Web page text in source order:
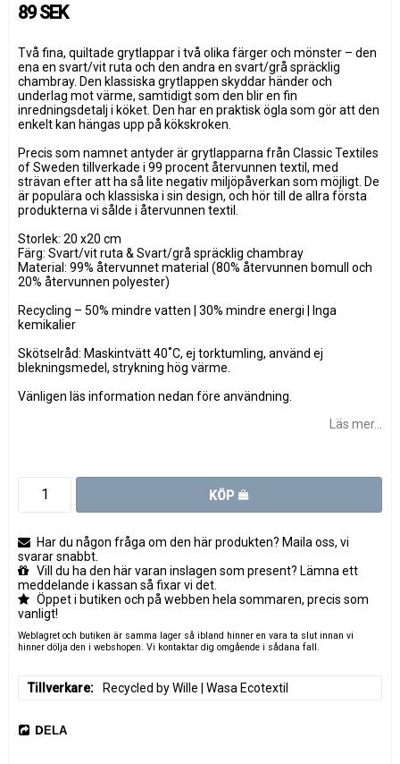
89 SEK
Två fina, quiltade grytlappar i två olika färger och mönster – den
ena en svart/vit ruta och den andra en svart/grå spräcklig
chambray. Den klassiska grytlappen skyddar händer och
underlag mot värme, samtidigt som den blir en fin
inredningsdetalj i köket. Den har en praktisk ögla som gör att den
enkelt kan hängas upp på kökskroken.
Precis som namnet antyder är grytlapparna från Classic Textiles
of Sweden tillverkade i 99 procent återvunnen textil, med
strävan efter att ha så lite negativ miljöpåverkan som möjligt. De
är populära och klassiska i sin design, och hör till de allra första
produkterna vi sålde i återvunnen textil.
Storlek: 20 x20 cm
Färg: Svart/vit ruta & Svart/grå spräcklig chambray
Material: 99% återvunnet material (80% återvunnen bomull och
20% återvunnen polyester)
Recycling – 50% mindre vatten | 30% mindre energi | Inga
kemikalier
Skötselråd: Maskintvätt 40˚C, ej torktumling, använd ej
blekningsmedel, strykning hög värme.
Vänligen läs information nedan före användning.
Läs mer...
KÖP
Har du någon fråga om den här produkten? Maila oss, vi
svarar snabbt.
Vill du ha den här varan inslagen som present? Lämna ett
meddelande i kassan så fixar vi det.
Öppet i butiken och på webben hela sommaren, precis som
vanligt!
Weblagret och butiken är samma lager så ibland hinner en vara ta slut innan vi
hinner dölja den i webshopen. Vi kontaktar dig omgående i sådana fall.
Tillverkare Recycled by Wille | Wasa Ecotextil
DELA